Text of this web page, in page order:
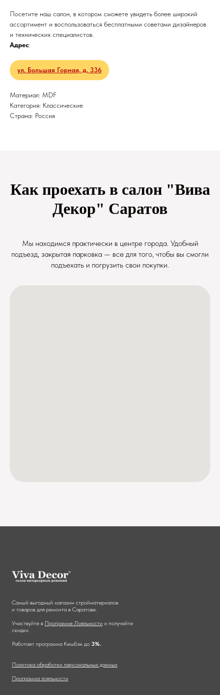
Посетите наш салон, в котором сможете увидеть более широкий
ассортимент и воспользоваться бесплатными советами дизайнеров
и технических специалистов.
Адрес:
ул. Большая Горная, д. 336
Материал: MDF
Категория: Классические
Страна: Россия
Как проехать в салон "Вива
Декор" Саратов
Мы находимся практически в центре города. Удобный
подъезд, закрытая парковка — все для того, чтобы вы смогли
подъехать и погрузить свои покупки.
Самый выгодный магазин стройматериалов
и товаров для ремонта в Саратове.
Участвуйте в Программе Лояльности и получайте
скидки.
Работает программа Кешбэк до 3%.
Политика обработки персональных данных
Программа лояльности